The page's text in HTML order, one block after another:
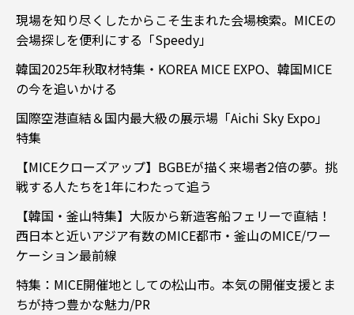
現場を知り尽くしたからこそ生まれた会場検索。MICEの
会場探しを便利にする「Speedy」
韓国2025年秋取材特集・KOREA MICE EXPO、韓国MICE
の今を追いかける
国際空港直結＆国内最大級の展示場「Aichi Sky Expo」
特集
【MICEクローズアップ】BGBEが描く来場者2倍の夢。挑
戦する人たちを1年にわたって追う
【韓国・釜山特集】大阪から新造客船フェリーで直結！
西日本と近いアジア有数のMICE都市・釜山のMICE/ワー
ケーション最前線
特集：MICE開催地としての松山市。本気の開催支援とま
ちが持つ豊かな魅力/PR